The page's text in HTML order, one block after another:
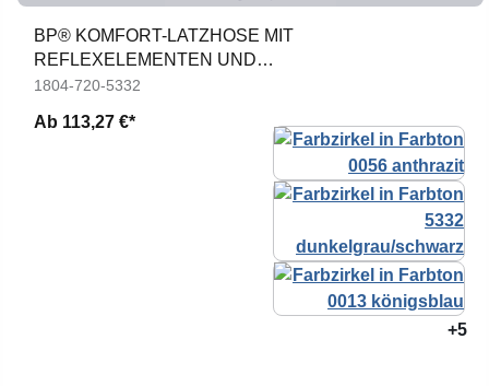
BP® KOMFORT-LATZHOSE MIT
REFLEXELEMENTEN UND
KNIEPOLSTERTASCHEN
1804-720-5332
Ab 113,27 €*
+5